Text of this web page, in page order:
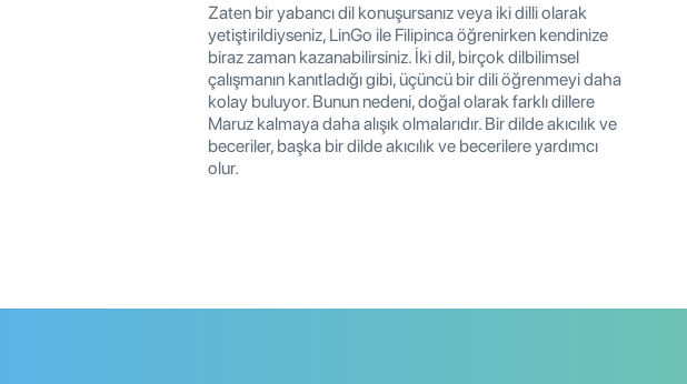
Zaten bir yabancı dil konuşursanız veya iki dilli olarak
yetiştirildiyseniz, LinGo ile Filipinca öğrenirken kendinize
biraz zaman kazanabilirsiniz. İki dil, birçok dilbilimsel
çalışmanın kanıtladığı gibi, üçüncü bir dili öğrenmeyi daha
kolay buluyor. Bunun nedeni, doğal olarak farklı dillere
Maruz kalmaya daha alışık olmalarıdır. Bir dilde akıcılık ve
beceriler, başka bir dilde akıcılık ve becerilere yardımcı
olur.